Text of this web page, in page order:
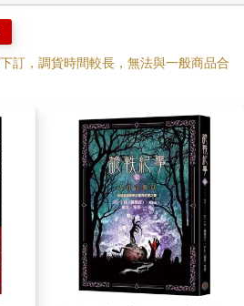
訂，調貨時間較長，無法與一般商品合